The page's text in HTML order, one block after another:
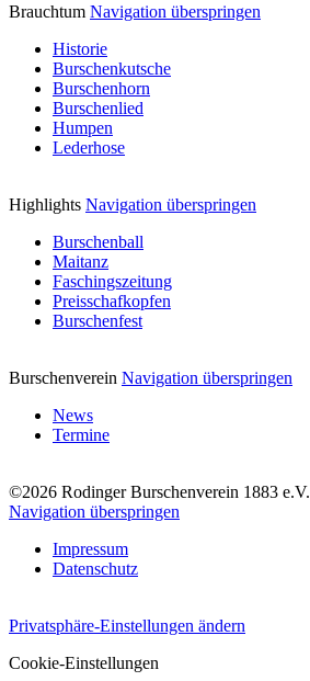
Brauchtum Navigation überspringen
Historie
Burschenkutsche
Burschenhorn
Burschenlied
Humpen
Lederhose
Highlights Navigation überspringen
Burschenball
Maitanz
Faschingszeitung
Preisschafkopfen
Burschenfest
Burschenverein Navigation überspringen
News
Termine
©2026 Rodinger Burschenverein 1883 e.V.
Navigation überspringen
Impressum
Datenschutz
Privatsphäre-Einstellungen ändern
Cookie-Einstellungen